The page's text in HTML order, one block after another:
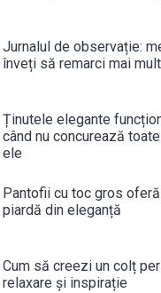
Jurnalul de observație:
înveți să remarci mai
Ținutele elegante
când nu concurează
ele
Pantofii cu toc gros
piardă din eleganță
Cum să creezi un colț
relaxare și inspirație